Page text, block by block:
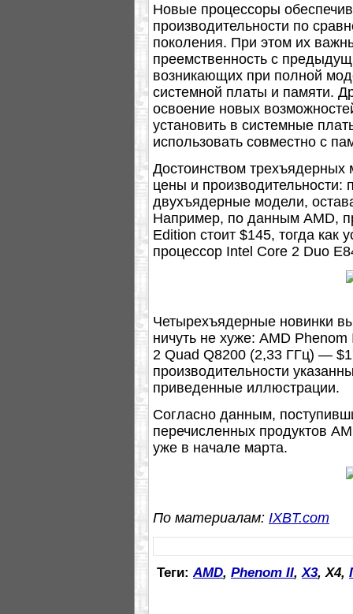
Новые процессоры
производительности по
поколения. При этом их
преемственность с
возникающих при полной
системной платы и памяти.
освоение новых
установить в системные
использовать совместно с
Достоинством трехъядерных
цены и производительности:
двухъядерные модели,
Например, по данным AMD,
Edition стоит $145, тогда как
процессор Intel Core 2 Duo
Четырехъядерные новинки
ничуть не хуже: AMD
2 Quad Q8200 (2,33 ГГц) —
производительности
приведенные иллюстрации.
Согласно данным,
перечисленных продуктов
уже в начале марта.
По материалам: IXBT.com
Теги: AMD, Phenom II, X3, X4,